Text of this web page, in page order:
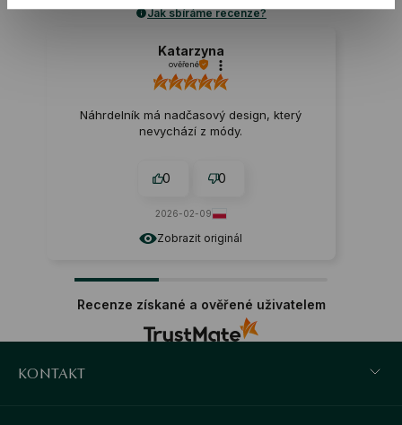
Jak sbíráme recenze?
Zobrazit originál
Katarzyna
ověřené
Náhrdelník má nadčasový design, který
nevychází z módy.
0 0
2026-02-09
Recenze získané a ověřené uživatelem
KONTAKT